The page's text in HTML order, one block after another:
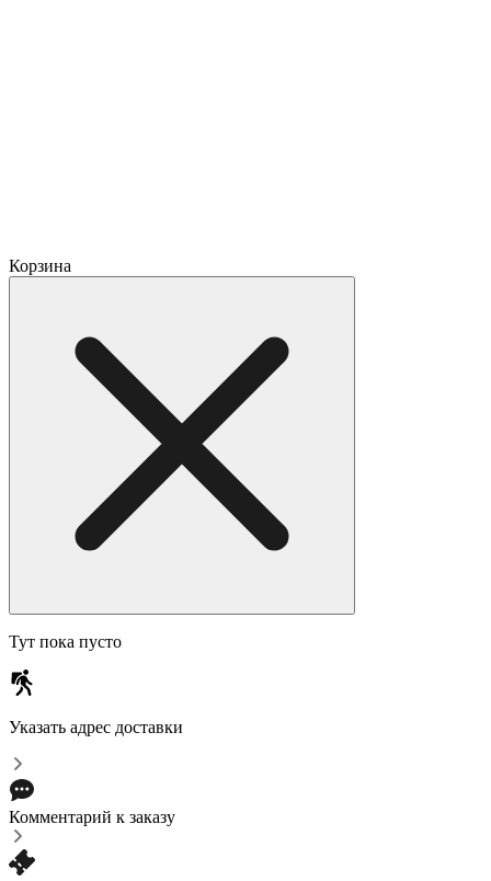
Корзина
Тут пока пусто
Указать адрес доставки
Комментарий к заказу